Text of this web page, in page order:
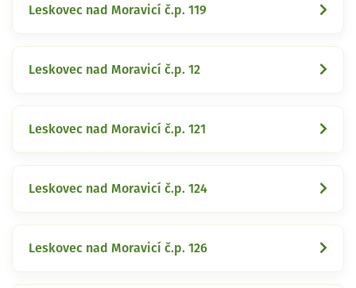
Leskovec nad Moravicí č.p. 119
Leskovec nad Moravicí č.p. 12
Leskovec nad Moravicí č.p. 121
Leskovec nad Moravicí č.p. 124
Leskovec nad Moravicí č.p. 126